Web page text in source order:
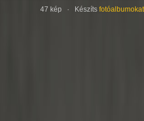
47 kép · Készíts fotóalbumokat